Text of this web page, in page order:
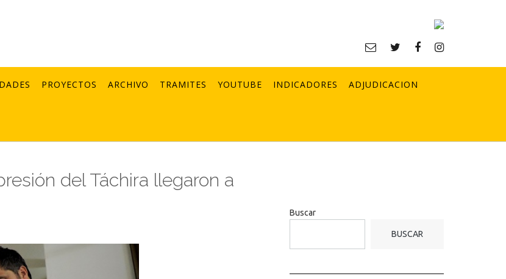
PROYECTOS ARCHIVO TRAMITES YOUTUBE INDICADORES ADJUDICACION
del Táchira llegaron a
Buscar
BUSCAR